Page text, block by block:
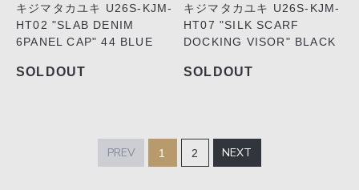
キジマタカユキ U26S-KJM-
HT02 "SLAB DENIM
6PANEL CAP" 44 BLUE
SOLDOUT
キジマタカユキ U26S-KJM-
HT07 "SILK SCARF
DOCKING VISOR" BLACK
SOLDOUT
PREV 1 2 NEXT